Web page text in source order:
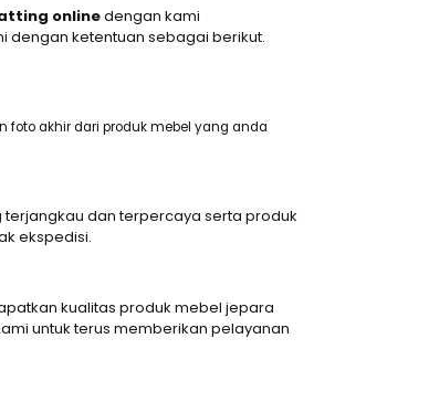
onlinedengan kami
dengan ketentuan sebagai berikut.
akhir dari produk mebel yang anda
dan terpercaya serta produk
ekspedisi.
kualitas produk mebel jepara
untuk terus memberikan pelayanan